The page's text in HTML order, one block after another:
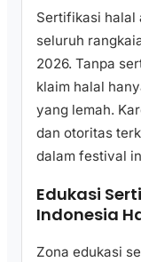
Sertifikasi halal
seluruh
2026. Tanpa
klaim halal
yang lemah.
dan otoritas
dalam festival
Edukasi
Indonesia
Zona edukasi